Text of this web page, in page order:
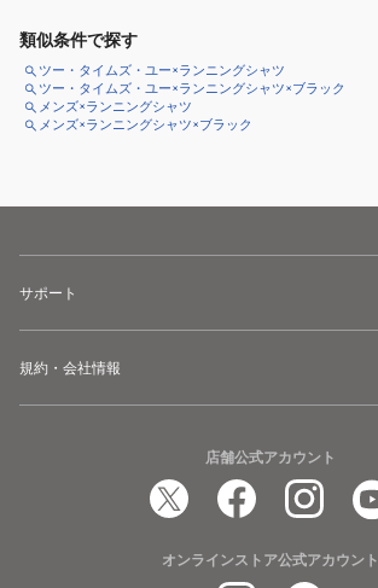
類似条件で探す
ツー・タイムズ・ユー×ランニングシャツ
ツー・タイムズ・ユー×ランニングシャツ×ブラック
メンズ×ランニングシャツ
メンズ×ランニングシャツ×ブラック
サポート
規約・会社情報
店舗公式アカウント
オンラインストア公式アカウント